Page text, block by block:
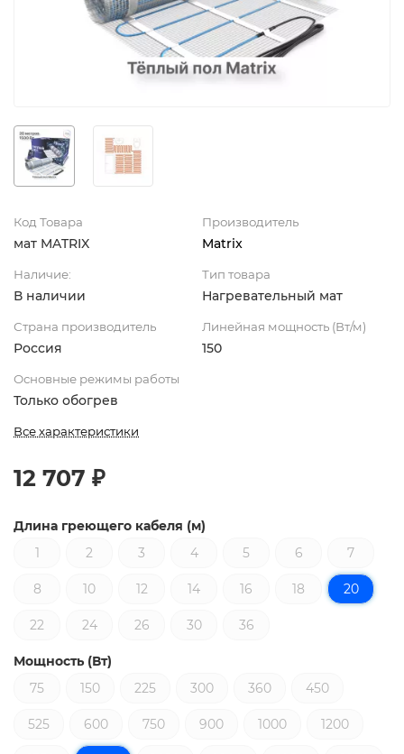
Код Товара
мат MATRIX
Производитель
Matrix
Наличие:
В наличии
Тип товара
Нагревательный мат
Страна производитель
Россия
Линейная мощность (Вт/м)
150
Основные режимы работы
Только обогрев
Все характеристики
12 707 ₽
Длина греющего кабеля (м)
1
2 3 4 5 6 7
8 10 12 14 16 18 20
22 24 26 30 36
Мощность (Вт)
75
150 225 300 360 450
525 600 750 900 1000 1200